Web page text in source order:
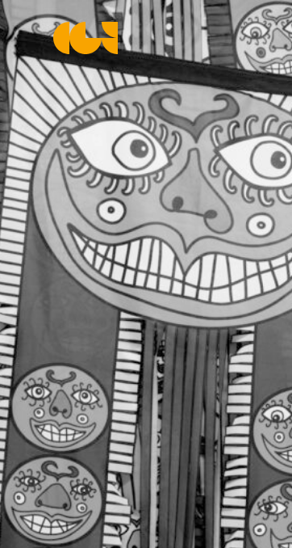
Centre de la Gravure et de